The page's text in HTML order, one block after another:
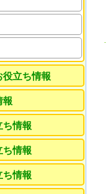
立ち情報
報
ち情報
ち情報
ち情報